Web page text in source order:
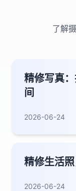
了解
精修写真
间
2026-06-24
精修生活
2026-06-24